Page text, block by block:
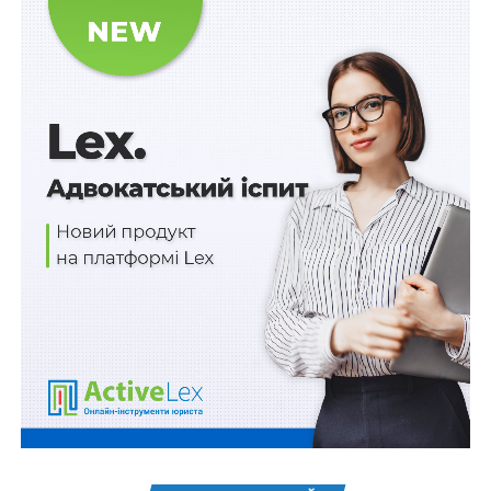
спадкодавцем не позбавляє можливості її
успадкування
Проте, попри встановлені принципи, дотримання цих
норм на практиці виявляється нелегким завданням.
Як і в багатьох інших правових сферах, виникають
численні суперечності, що мають не тільки правовий,
але й моральний вимір, адже пенсія для багатьох
людей – це не просто грошова допомога, а плата за
багаторічну працю.
Пенсія − це не просто соціальний платіж, це результат
багаторічної праці та інвестицій у своє майбутнє. Та
коли приходить час отримувати заслужене, нерідко
виникають ситуації, коли нарахована сума не
відповідає нашим очікуванням. І тут важливо
пам’ятати: кожен громадянин має право захистити